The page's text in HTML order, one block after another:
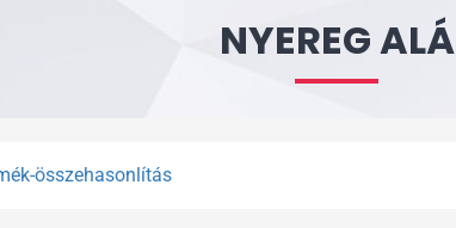
NYEREG ALÁ
e
összehasonlítás